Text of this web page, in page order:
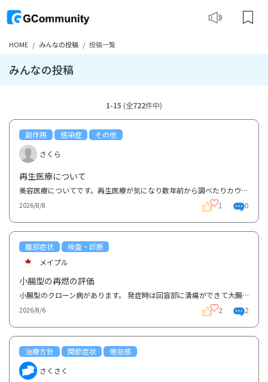
HOME みんなの投稿 投稿一覧
みんなの投稿
1-15 (全722件中)
副作用 感染症
その他
さくら
再生医療について
美容医療についてです。再生医療が気になり数年前から調べたりカウセリングに行ったりしました。 私の...
2026/8/8 1 0
腹部症状
検査・診断
メイプル
小腸型の再燃の評価
小腸型のクローン病があります。 発症時は回盲部に潰瘍ができて大腸カメラで診断に至りましたが、その...
2026/8/6 2 2
治療方針 関節症状
倦怠感
さくさく